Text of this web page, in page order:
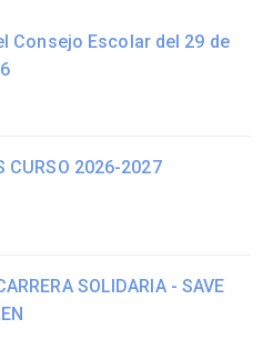
Consejo Escolar del 29 de
CURSO 2026-2027
SOLIDARIA - SAVE